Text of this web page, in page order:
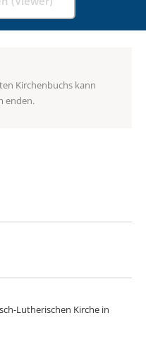
Kirchenbuchs kann
enden.
Lutherischen Kirche in